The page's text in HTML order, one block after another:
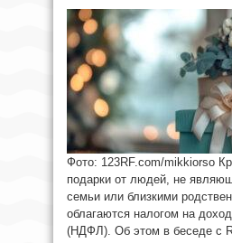
Фото: 123RF.com/mikkiorso
подарки от людей, не
семьи или близкими
облагаются налогом на
(НДФЛ). Об этом в беседе с